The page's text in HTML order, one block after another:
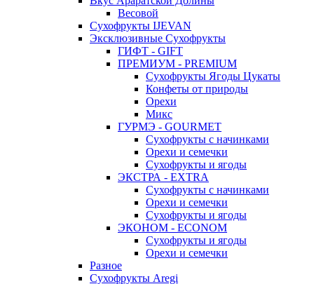
Весовой
Сухофрукты IJEVAN
Эксклюзивные Сухофрукты
ГИФТ - GIFT
ПРЕМИУМ - PREMIUM
Сухофрукты Ягоды Цукаты
Конфеты от природы
Орехи
Микс
ГУРМЭ - GOURMET
Сухофрукты с начинками
Орехи и семечки
Сухофрукты и ягоды
ЭКСТРА - EXTRA
Сухофрукты с начинками
Орехи и семечки
Сухофрукты и ягоды
ЭКОНОМ - ECONOM
Сухофрукты и ягоды
Орехи и семечки
Разное
Сухофрукты Aregi